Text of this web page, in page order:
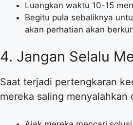
​Luangkan waktu 10-15
​Begitu pula sebaliknya
akan perhatian akan
​4. Jangan Selalu
​Saat terjadi pertengkaran
mereka saling menyalahkan